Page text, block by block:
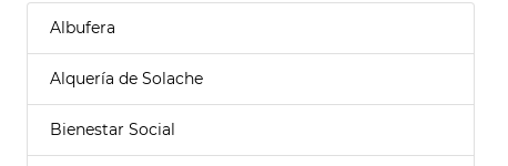
Albufera
Alquería de Solache
Bienestar Social